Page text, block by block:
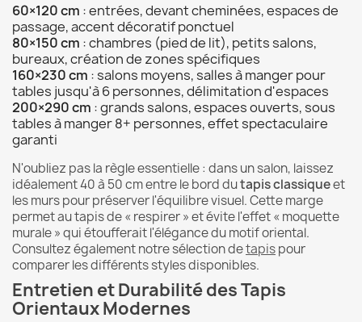
60×120 cm : entrées, devant cheminées, espaces de
passage, accent décoratif ponctuel
80×150 cm : chambres (pied de lit), petits salons,
bureaux, création de zones spécifiques
160×230 cm : salons moyens, salles à manger pour
tables jusqu'à 6 personnes, délimitation d'espaces
200×290 cm : grands salons, espaces ouverts, sous
tables à manger 8+ personnes, effet spectaculaire
garanti
N'oubliez pas la règle essentielle : dans un salon, laissez
idéalement 40 à 50 cm entre le bord dutapis classiqueet
les murs pour préserver l'équilibre visuel. Cette marge
permet au tapis de « respirer » et évite l'effet « moquette
murale » qui étoufferait l'élégance du motif oriental.
Consultez également notre sélection detapispour
comparer les différents styles disponibles.
Entretien et Durabilité des Tapis
Orientaux Modernes